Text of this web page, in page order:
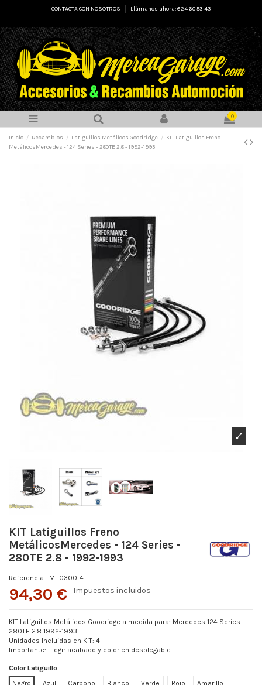
CONTACTA CON NOSOTROS
Llámanos ahora: 624 60 53 43
0
Inicio Recambios Latiguillos Metálicos Goodridge
KIT Latiguillos Freno
MetálicosMercedes - 124 Series - 280TE 2.8 - 1992-1993
KIT Latiguillos Freno
MetálicosMercedes - 124 Series -
280TE 2.8 - 1992-1993
Referencia TME0300-4
94,30 € Impuestos incluidos
KIT Latiguillos Metálicos Goodridge a medida para: Mercedes 124 Series
280TE 2.8 1992-1993
Unidades Incluidas en KIT: 4
Importante: Elegir acabado y color en desplegable
Color Latiguillo